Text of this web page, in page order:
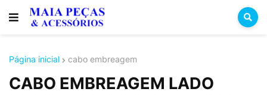
Página inicial cabo embreagem
CABO EMBREAGEM LADO